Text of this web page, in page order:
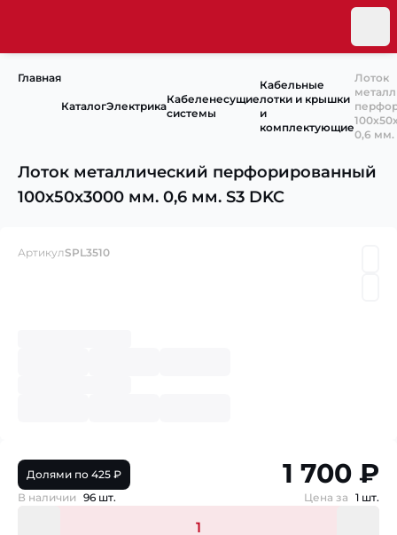
Главная
КаталогЭлектрика
Кабеленесущие
системы
Кабельные
лотки и крышки
и
комплектующие
Лоток
0,6 мм.
Лоток металлический перфорированный
100х50х3000 мм. 0,6 мм. S3 DKC
АртикулSPL3510
Долями по 425 ₽ 1 700 ₽
В наличии 96 шт. Цена за 1 шт.